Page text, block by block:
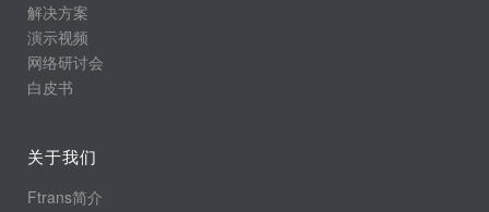
解决方案
演示视频
网络研讨会
白皮书
关于我们
Ftrans简介